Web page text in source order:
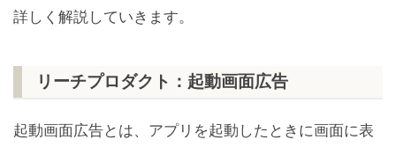
詳しく解説していきます。
リーチプロダクト：起動画面広告
起動画面広告とは、アプリを起動したときに画面に表